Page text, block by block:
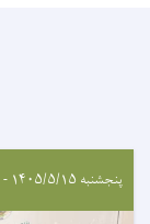
پنجشنبه ۱۴۰۵/۵/۱۵ - ۱۲:۵۲